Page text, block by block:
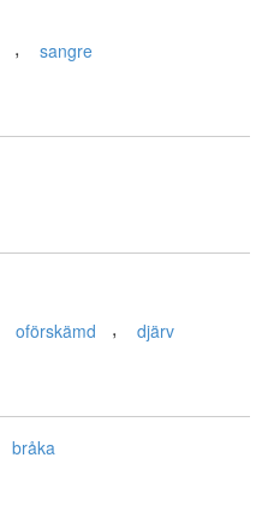
, sangre
oförskämd , djärv
bråka